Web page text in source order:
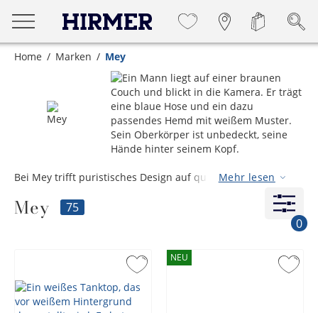
Home Marken Mey
Bei Mey trifft puristisches Design auf qualitativ
hochwertigste Stoffe. Und das schon seit fast 100 Jahren.
Der Hersteller setzt mit neuen, innovativen Materialien
Maßstäbe in der Tag- und Nachtwäscheherstellung. Mey ist
Mehr lesen
Mey
75
0
NEU